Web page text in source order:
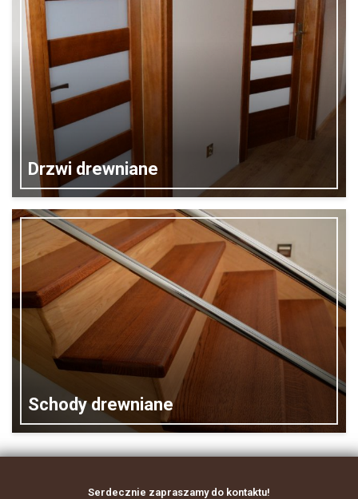
Drzwi drewniane
Schody drewniane
Serdecznie zapraszamy do kontaktu!